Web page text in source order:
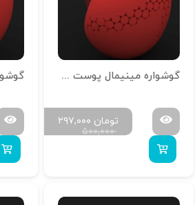
گوشواره مینیمال پوست خور تمام آینه G-M-P-20
۵۰۰,۰۰۰
۲۹۷,۰۰۰ تومان